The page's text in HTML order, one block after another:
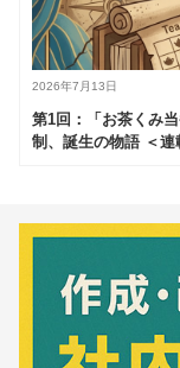
2026年7月13日
第1回：「お茶くみ
制、誕生の物語 ＜